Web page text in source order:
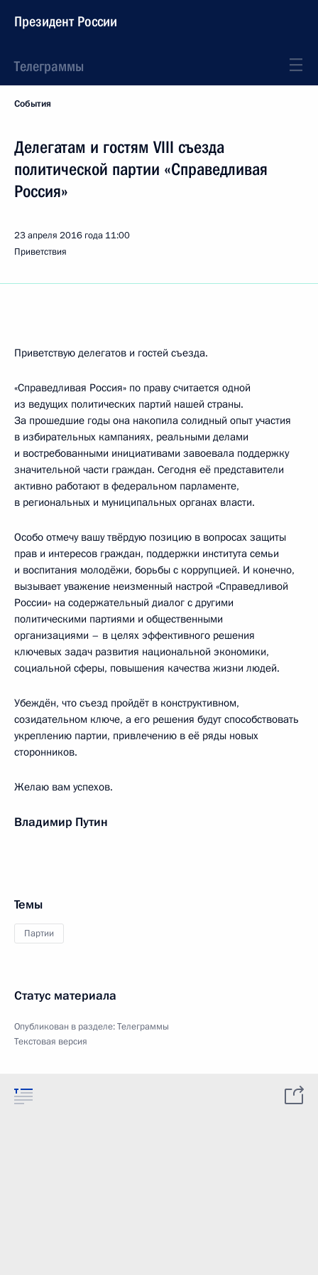
Президент России
Телеграммы
События
Делегатам и гостям VIII съезда
политической партии «Справедливая
Россия»
23 апреля 2016 года 11:00
Приветствия
Приветствую делегатов и гостей съезда.
«Справедливая Россия» по праву считается одной
из ведущих политических партий нашей страны.
За прошедшие годы она накопила солидный опыт участия
в избирательных кампаниях, реальными делами
и востребованными инициативами завоевала поддержку
значительной части граждан. Сегодня её представители
активно работают в федеральном парламенте,
в региональных и муниципальных органах власти.
Особо отмечу вашу твёрдую позицию в вопросах защиты
прав и интересов граждан, поддержки института семьи
и воспитания молодёжи, борьбы с коррупцией. И конечно,
вызывает уважение неизменный настрой «Справедливой
России» на содержательный диалог с другими
политическими партиями и общественными
организациями – в целях эффективного решения
ключевых задач развития национальной экономики,
социальной сферы, повышения качества жизни людей.
Убеждён, что съезд пройдёт в конструктивном,
созидательном ключе, а его решения будут способствовать
укреплению партии, привлечению в её ряды новых
сторонников.
Желаю вам успехов.
Владимир Путин
Темы
Партии
Статус материала
Опубликован в разделе:Телеграммы
Текстовая версия